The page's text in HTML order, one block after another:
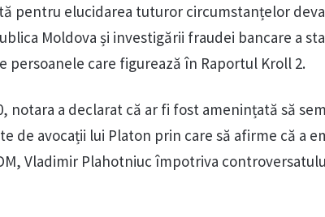
pentru elucidarea tuturor circumstanțelor
Moldova și investigării fraudei bancare a
persoanele care figurează în Raportul Kroll 2.
notara a declarat că ar fi fost amenințată să
de avocații lui Platon prin care să afirme că a
Vladimir Plahotniuc împotriva